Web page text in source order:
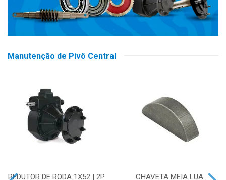
Manutenção de Pivô Central
REDUTOR DE RODA 1X52 | 2P
CHAVETA MEIA LUA